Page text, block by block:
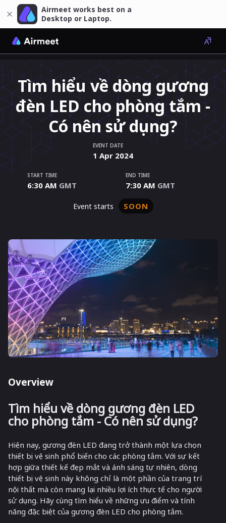
Airmeet works best on a
Desktop or Laptop.
Tìm hiểu về dòng gương
đèn LED cho phòng tắm -
Có nên sử dụng?
EVENT DATE
1 Apr 2024
START TIME
6:30 AM GMT
END TIME
7:30 AM GMT
event starts SOON
Overview
Tìm hiểu về dòng gương đèn LED
cho phòng tắm - Có nên sử dụng?
Hiện nay, gương đèn LED đang trở thành một lựa chọn
thiết bị vệ sinh phổ biến cho các phòng tắm. Với sự kết
hợp giữa thiết kế đẹp mắt và ánh sáng tự nhiên, dòng
thiết bị vệ sinh này không chỉ là một phần của trang trí
nội thất mà còn mang lại nhiều lợi ích thực tế cho người
sử dụng. Hãy cùng tìm hiểu về những ưu điểm và tính
năng đặc biệt của gương đèn LED cho phòng tắm.